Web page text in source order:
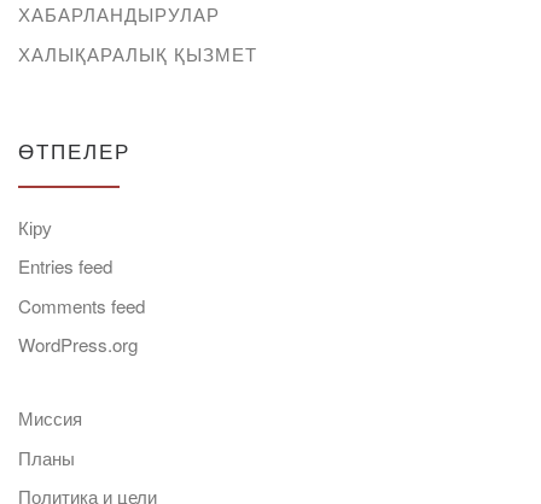
ХАБАРЛАНДЫРУЛАР
ХАЛЫҚАРАЛЫҚ ҚЫЗМЕТ
ӨТПЕЛЕР
Кіру
Entries feed
Comments feed
WordPress.org
Миссия
Планы
Политика и цели